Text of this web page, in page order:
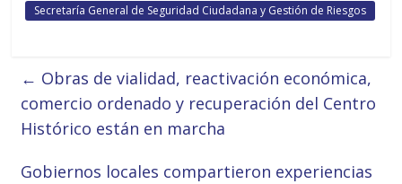
Secretaría General de Seguridad Ciudadana y Gestión de Riesgos
← Obras de vialidad, reactivación económica,
comercio ordenado y recuperación del Centro
Histórico están en marcha
Gobiernos locales compartieron experiencias